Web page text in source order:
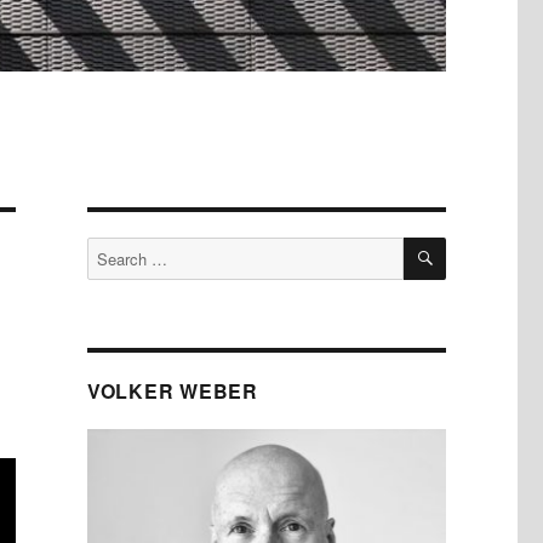
Search
for:
SEARCH
VOLKER WEBER